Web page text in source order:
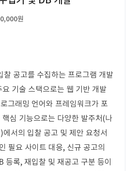
원
찰 공고를 수집하는 프로그램 개발
기술 스택으로는 웹 기반 개발
그래밍 언어와 프레임워크가 포
심 기능으로는 다양한 발주처(나
서의 입찰 공고 및 제안 요청서
필요 사이트 대응, 신규 공고의
등록, 재입찰 및 재공고 구분 등이